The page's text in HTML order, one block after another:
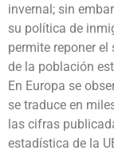
invernal; sin
su política de
permite reponer
de la población
En Europa se
se traduce en
las cifras
estadística de la